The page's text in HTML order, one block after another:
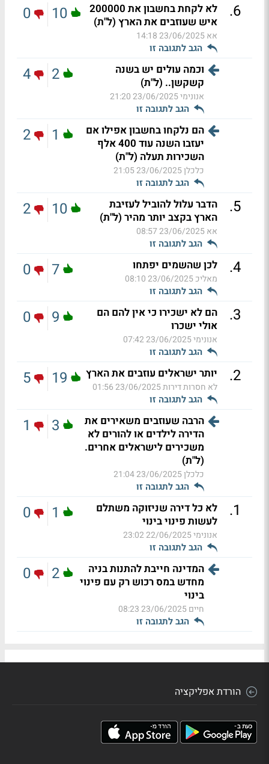
6
.
לא לקחת בחשבון את 200000
איש שעוזבים את הארץ (ל"ת)
אא23/06/2025 14:18
הגב לתגובה זו
10
0
וכמה עולים יש בשנה
קשקשן.. (ל"ת)
אנונימי23/06/2025 21:20
הגב לתגובה זו
2
4
הם נלקחו בחשבון אפילו אם
יעזבו השנה עוד 400 אלף
השכירות תעלה (ל"ת)
כלכלן23/06/2025 21:05
הגב לתגובה זו
1
2
5
.
הדבר עלול להוביל לעזיבת
הארץ בקצב יותר מהיר (ל"ת)
אא23/06/2025 08:57
הגב לתגובה זו
10
2
4
. לכן שהשמים יפתחו
מאליכ23/06/2025 08:10
הגב לתגובה זו
7
0
3
.
הם לא ישכירו כי אין להם הם
אולי ישכרו
אנונימי23/06/2025 07:42
הגב לתגובה זו
9
0
2
. יותר ישראלים עוזבים את הארץ
לא חסרות דירות23/06/2025 01:56
הגב לתגובה זו
19
5
הרבה שעוזבים משאירים את
הדירה לילדים או להורים לא
משכירים לישראלים אחרים.
(ל"ת)
כלכלן23/06/2025 21:04
הגב לתגובה זו
3
1
1
.
לא כל דירה שניזוקה משתלם
לעשות פינוי בינוי
אנונימי22/06/2025 23:02
הגב לתגובה זו
1
0
המדינה חייבת להתנות בניה
מחדש במס רכוש רק עם פינוי
בינוי
חיים23/06/2025 08:23
הגב לתגובה זו
2
0
הורדת אפליקציה